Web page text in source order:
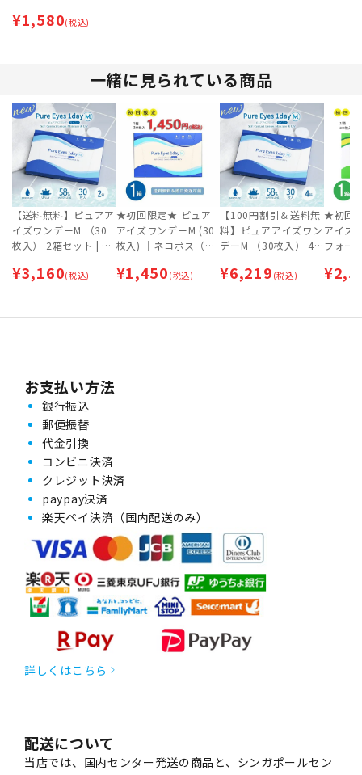
ト投函）】
¥1,580(税込)
一緒に見られている商品
【送料無料】ピュアア
イズワンデーM （30
枚入） 2箱セット | 1
ー 【ネコポス専用
¥3,160(税込)
★初回限定★ ピュア
アイズワンデーM (30
枚入) ｜ネコポス（ポ
様１回限り
¥1,450 (税込)
【100円割引＆送料無
料】ピュアアイズワン
デーM （30枚入） 4
イプ | ワンデー 【ネ
¥6,219 (税込)
★初回
アイズ
フォー
近両用
¥
お支払い方法
銀行振込
郵便振替
代金引換
コンビニ決済
クレジット決済
paypay決済
楽天ペイ決済（国内配送のみ）
詳しくはこちら
配送について
当店では、国内センター発送の商品と、シンガポールセン